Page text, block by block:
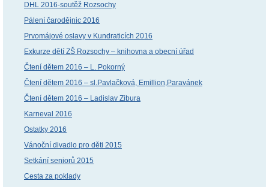
DHL 2016-soutěž Rozsochy
Pálení čarodějnic 2016
Prvomájové oslavy v Kundraticích 2016
Exkurze dětí ZŠ Rozsochy – knihovna a obecní úřad
Čtení dětem 2016 – L. Pokorný
Čtení dětem 2016 – sl.Pavlačková, Emillion,Paravánek
Čtení dětem 2016 – Ladislav Zibura
Karneval 2016
Ostatky 2016
Vánoční divadlo pro děti 2015
Setkání seniorů 2015
Cesta za poklady